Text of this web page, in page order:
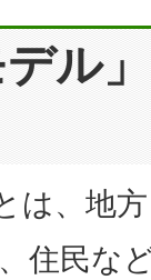
デル
は、地
住民な